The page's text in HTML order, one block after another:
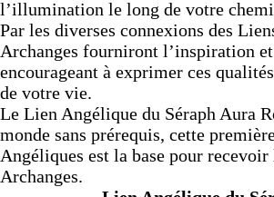
l’illumination le long de votre
Par les diverses connexions des
Archanges fourniront l’inspiration
encourageant à exprimer ces
de votre vie.
Le Lien Angélique du Séraph Aura
monde sans prérequis, cette
Angéliques est la base pour
Archanges.